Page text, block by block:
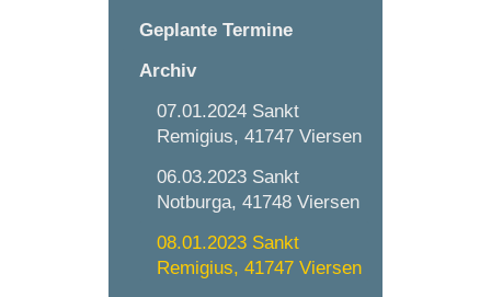
Geplante Termine
Archiv
07.01.2024 Sankt
Remigius, 41747 Viersen
06.03.2023 Sankt
Notburga, 41748 Viersen
08.01.2023 Sankt
Remigius, 41747 Viersen